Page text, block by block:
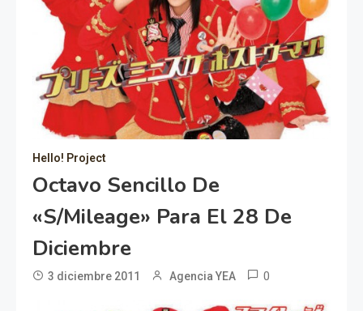
Hello! Project
Octavo Sencillo De
«S/mileage» Para El 28 De
Diciembre
3 diciembre 2011 Agencia YEA 0